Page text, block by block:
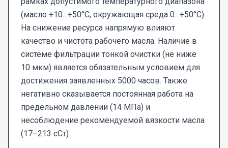
(масло +10…+50°C, окружающая среда 0…+50°C).
На снижение ресурса напрямую влияют
качество и чистота рабочего масла. Наличие в
системе фильтрации тонкой очистки (не ниже
10 мкм) является обязательным условием для
достижения заявленных 5000 часов. Также
негативно сказывается постоянная работа на
предельном давлении (14 МПа) и
несоблюдение рекомендуемой вязкости масла
(17–213 сСт).